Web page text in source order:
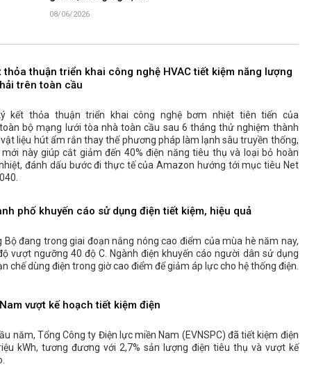
08/06/2026
thỏa thuận triển khai công nghệ HVAC tiết kiệm năng lượng
trên toàn cầu
kết thỏa thuận triển khai công nghệ bơm nhiệt tiên tiến của
bộ mạng lưới tòa nhà toàn cầu sau 6 tháng thử nghiệm thành
liệu hút ẩm rắn thay thế phương pháp làm lạnh sâu truyền thống,
mới này giúp cắt giảm đến 40% điện năng tiêu thụ và loại bỏ hoàn
đánh dấu bước đi thực tế của Amazon hướng tới mục tiêu Net
phố khuyến cáo sử dụng điện tiết kiệm, hiệu quả
Bộ đang trong giai đoạn nắng nóng cao điểm của mùa hè năm nay,
vượt ngưỡng 40 độ C. Ngành điện khuyến cáo người dân sử dụng
chế dùng điện trong giờ cao điểm để giảm áp lực cho hệ thống điện.
vượt kế hoạch tiết kiệm điện
năm, Tổng Công ty Điện lực miền Nam (EVNSPC) đã tiết kiệm điện
kWh, tương đương với 2,7% sản lượng điện tiêu thụ và vượt kế